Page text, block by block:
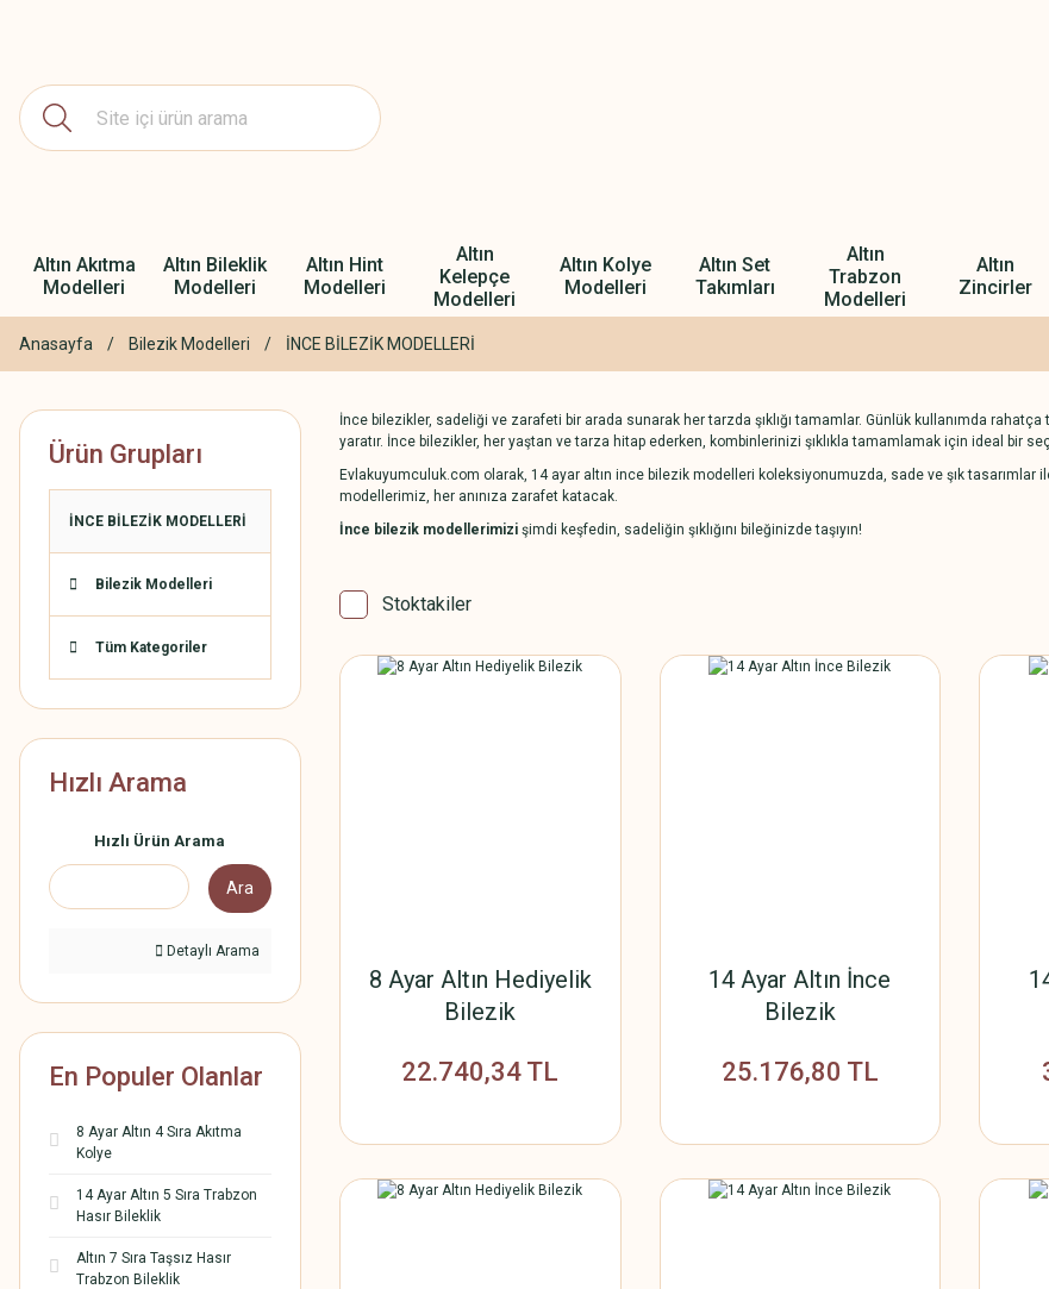
Altın Akıtma
Modelleri
Altın Bileklik
Modelleri
Altın Hint
Modelleri
Altın
Kelepçe
Modelleri
Altın Kolye
Modelleri
Altın Set
Takımları
Altın
Trabzon
Modelleri
Altın
Zincirler
Anasayfa Bilezik Modelleri İNCE BİLEZİK MODELLERİ
Ürün Grupları
İNCE BİLEZİK MODELLERİ
Bilezik Modelleri
Tüm Kategoriler
Hızlı Arama
Hızlı Ürün Arama
Ara
Detaylı Arama
En Populer Olanlar
8 Ayar Altın 4 Sıra Akıtma
Kolye
14 Ayar Altın 5 Sıra Trabzon
Hasır Bileklik
Altın 7 Sıra Taşsız Hasır
Trabzon Bileklik
İnce bilezikler, sadeliği ve zarafeti bir arada sunarak her tarzda şıklığı tamamlar. Günlük kullanımda
yaratır. İnce bilezikler, her yaştan ve tarza hitap ederken, kombinlerinizi şıklıkla tamamlamak için ideal bir
Evlakuyumculuk.com olarak, 14 ayar altın ince bilezik modelleri koleksiyonumuzda, sade ve şık
modellerimiz, her anınıza zarafet katacak.
İnce bilezik modellerimizişimdi keşfedin, sadeliğin şıklığını bileğinizde taşıyın!
Stoktakiler
8 Ayar Altın Hediyelik
Bilezik
22.740,34 TL
14 Ayar Altın İnce
Bilezik
25.176,80 TL